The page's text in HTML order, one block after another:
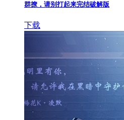
群撩，请别打起来完结破解版
下载